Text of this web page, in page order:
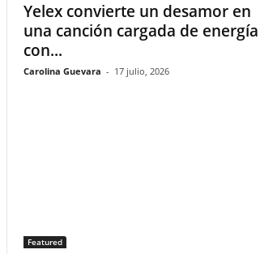
Yelex convierte un desamor en
una canción cargada de energía
con...
Carolina Guevara - 17 julio, 2026
Featured